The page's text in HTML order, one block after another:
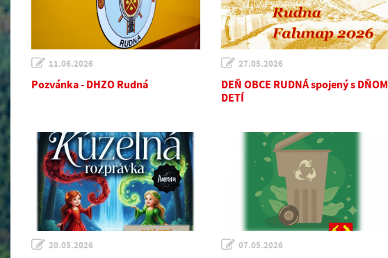
11.06.2026
Pozvánka - DHZO Rudná
27.05.2026
DEŇ OBCE RUDNÁ spojený s DŇOM
DETÍ
20.05.2026 07.05.2026